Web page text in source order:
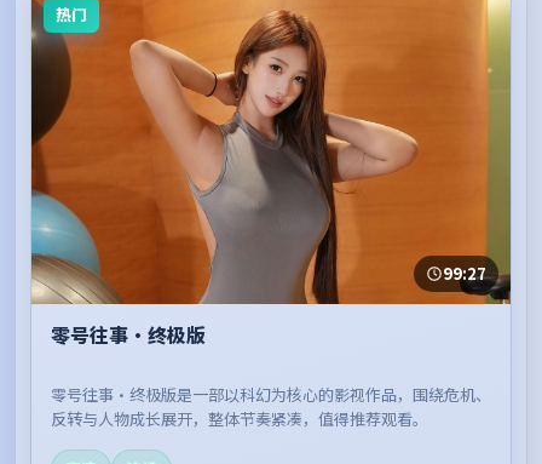
热门
99:27
零号往事·终极版
零号往事·终极版是一部以科幻为核心的影视作品，围绕危机、
反转与人物成长展开，整体节奏紧凑，值得推荐观看。